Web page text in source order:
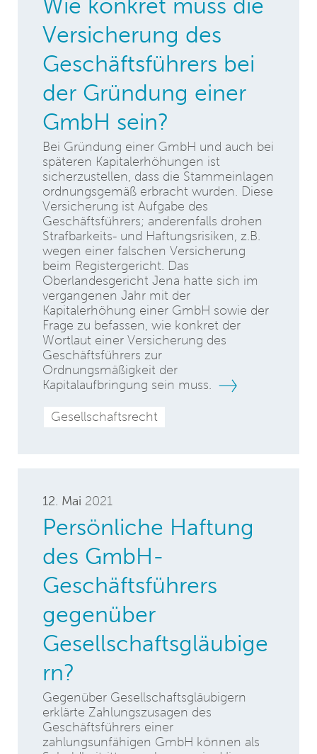
Versicherung des
Geschäftsführers bei
der Gründung einer
GmbH sein?
Bei Gründung einer GmbH und auch bei
späteren Kapitalerhöhungen ist
sicherzustellen, dass die Stammeinlagen
ordnungsgemäß erbracht wurden. Diese
Versicherung ist Aufgabe des
Geschäftsführers; anderenfalls drohen
Strafbarkeits- und Haftungsrisiken, z.B.
wegen einer falschen Versicherung
beim Registergericht. Das
Oberlandesgericht Jena hatte sich im
vergangenen Jahr mit der
Kapitalerhöhung einer GmbH sowie der
Frage zu befassen, wie konkret der
Wortlaut einer Versicherung des
Geschäftsführers zur
Ordnungsmäßigkeit der
Kapitalaufbringung sein muss.
Gesellschaftsrecht
12. Mai 2021
Persönliche Haftung
des GmbH-
Geschäftsführers
gegenüber
Gesellschaftsgläubige
rn?
Gegenüber Gesellschaftsgläubigern
erklärte Zahlungszusagen des
Geschäftsführers einer
zahlungsunfähigen GmbH können als